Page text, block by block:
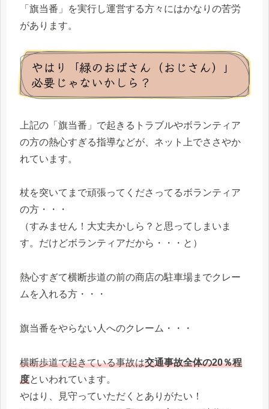
「旗当番」を実行し運営する方々にはかなりの苦労
があります。
やはり「緑のおばさん（おじさん）」
必要じゃないかしら？
上記の「旗当番」で起きるトラブルやボランティア
の方の熱心すぎる指導などが、ネット上でささやか
れています。
杖を突いてまで頑張ってくださってるボランティア
の方・・・
（すみません！大丈夫かしら？と思ってしまいま
す。だけどボランティアだから・・・と）
熱心すぎて横断歩道の前の商店の駐車場までクレー
ムを入れる方・・・
旗当番をやらない人へのクレーム・・・
横断歩道で起きている事故は交通事故全体の20％程
度といわれています。
やはり、見守っていただくとありがたい！